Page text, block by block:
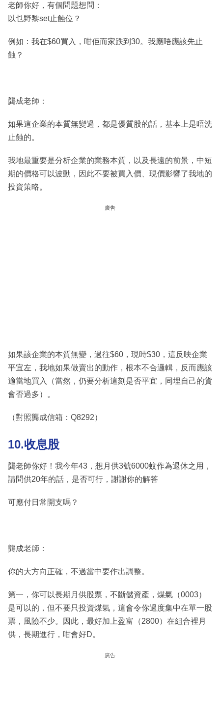
老師你好，有個問題想問：
以乜野黎set止蝕位？
例如：我在$60買入，咁佢而家跌到30。我應唔應該先止
蝕？
龔成老師：
如果這企業的本質無變過，都是優質股的話，基本上是唔洗
止蝕的。
我地最重要是分析企業的業務本質，以及長遠的前景，中短
期的價格可以波動，因此不要被買入價、現價影響了我地的
投資策略。
廣告
如果該企業的本質無變，過往$60，現時$30，這反映企業
平宜左，我地如果做賣出的動作，根本不合邏輯，反而應該
適當地買入（當然，仍要分析這刻是否平宜，同埋自己的貨
會否過多）。
（對照龔成信箱：Q8292）
10.收息股
龔老師你好！我今年43，想月供3號6000蚊作為退休之用，
請問供20年的話，是否可行，謝謝你的解答
可應付日常開支嗎？
龔成老師：
你的大方向正確，不過當中要作出調整。
第一，你可以長期月供股票，不斷儲資產，煤氣（0003）
是可以的，但不要只投資煤氣，這會令你過度集中在單一股
票，風險不少。因此，最好加上盈富（2800）在組合裡月
供，長期進行，咁會好D。
廣告